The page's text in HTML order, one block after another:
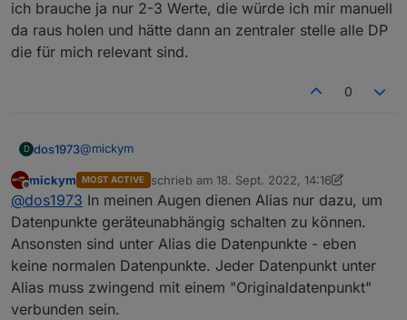
ich brauche ja nur 2-3 Werte, die würde ich mir manuell
da raus holen und hätte dann an zentraler stelle alle DP
die für mich relevant sind.
0
D dos1973@mickym
ich erkläre mal der Reihe nach...
ich habe den mqqt DP, alles Super
jetzte erstelle ich mir im Alias die notwenidgen DP,
damit ich von dort aus alles an einem zentralen Punkt
habe
ab hier beginnt mein Kopfkopten:
mir fehlen mir Infos aus dem "INFO" DP der das json
Offline
mickym MOST ACTIVE schrieb am 18. Sept. 2022, 14:16
zuletzt editiert von mickym
@dos1973 In meinen Augen dienen Alias nur dazu, um
Datenpunkte geräteunabhängig schalten zu können.
Ansonsten sind unter Alias die Datenpunkte - eben
keine normalen Datenpunkte. Jeder Datenpunkt unter
Alias muss zwingend mit einem "Originaldatenpunkt"
verbunden sein.